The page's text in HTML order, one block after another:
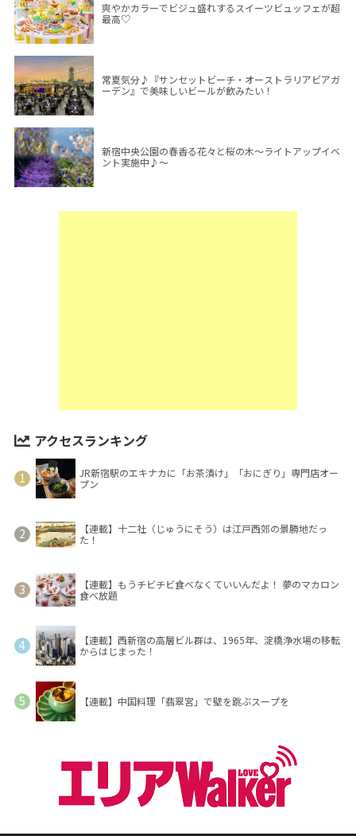
爽やかカラーでビジュ盛れするスイーツビュッフェが超
最高♡
常夏気分♪『サンセットビーチ・オーストラリアビアガ
ーデン』で美味しいビールが飲みたい！
新宿中央公園の春香る花々と桜の木～ライトアップイベ
ント実施中♪～
アクセスランキング
JR新宿駅のエキナカに「お茶漬け」「おにぎり」専門店オー
プン
【連載】十二社（じゅうにそう）は江戸西郊の景勝地だっ
た！
【連載】もうチビチビ食べなくていいんだよ！ 夢のマカロン
食べ放題
【連載】西新宿の高層ビル群は、1965年、淀橋浄水場の移転
からはじまった！
【連載】中国料理「翡翠宮」で壁を跳ぶスープを